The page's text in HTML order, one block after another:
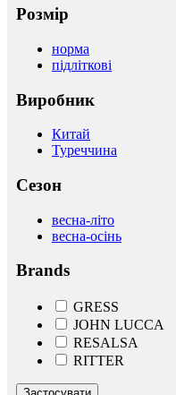
Розмір
норма
підліткові
Виробник
Китай
Туреччина
Сезон
весна-літо
весна-осінь
Brands
GRESS
JOHN LUCCA
RESALSA
RITTER